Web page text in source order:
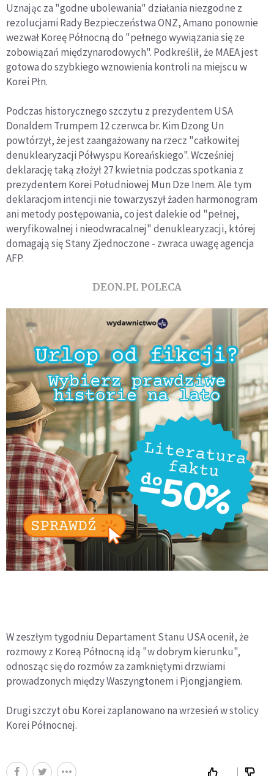
Uznając za "godne ubolewania" działania niezgodne z
rezolucjami Rady Bezpieczeństwa ONZ, Amano ponownie
wezwał Koreę Północną do "pełnego wywiązania się ze
zobowiązań międzynarodowych". Podkreślił, że MAEA jest
gotowa do szybkiego wznowienia kontroli na miejscu w
Korei Płn.
Podczas historycznego szczytu z prezydentem USA
Donaldem Trumpem 12 czerwca br. Kim Dzong Un
powtórzył, że jest zaangażowany na rzecz "całkowitej
denuklearyzacji Półwyspu Koreańskiego". Wcześniej
deklarację taką złożył 27 kwietnia podczas spotkania z
prezydentem Korei Południowej Mun Dze Inem. Ale tym
deklaracjom intencji nie towarzyszył żaden harmonogram
ani metody postępowania, co jest dalekie od "pełnej,
weryfikowalnej i nieodwracalnej" denuklearyzacji, której
domagają się Stany Zjednoczone - zwraca uwagę agencja
AFP.
DEON.PL POLECA
W zeszłym tygodniu Departament Stanu USA ocenił, że
rozmowy z Koreą Północną idą "w dobrym kierunku",
odnosząc się do rozmów za zamkniętymi drzwiami
prowadzonych między Waszyngtonem i Pjongjangiem.
Drugi szczyt obu Korei zaplanowano na wrzesień w stolicy
Korei Północnej.